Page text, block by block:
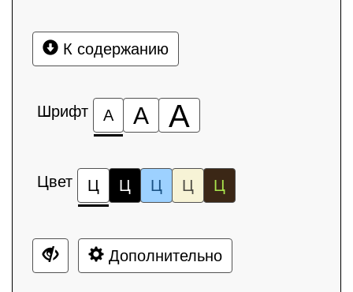
К содержанию
Шрифт А А А
Цвет Ц Ц Ц Ц Ц
Дополнительно